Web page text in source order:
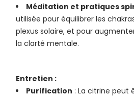
Méditation et pratiques
utilisée pour équilibrer les
plexus solaire, et pour
la clarté mentale.
Entretien :
Purification : La citrine peut